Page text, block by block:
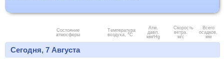
Состояние
атмосферы
Температура
воздуха, °C
Атм.
давл.
мм/Hg
Скорость
ветра.
м/с
Всего
осадков,
мм
Сегодня, 7 Августа